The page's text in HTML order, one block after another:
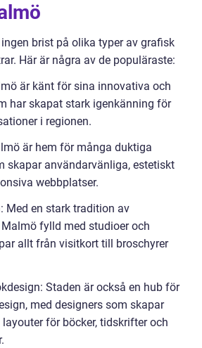
brist på olika typer av grafisk
Här är några av de populäraste:
är känt för sina innovativa och
har skapat stark igenkänning för
i regionen.
är hem för många duktiga
skapar användarvänliga, estetiskt
webbplatser.
Med en stark tradition av
fylld med studioer och
allt från visitkort till broschyrer
Staden är också en hub för
med designers som skapar
för böcker, tidskrifter och